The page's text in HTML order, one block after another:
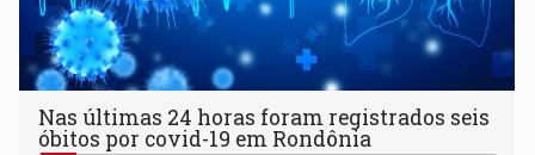
Nas últimas 24 horas foram registrados seis
óbitos por covid-19 em Rondônia